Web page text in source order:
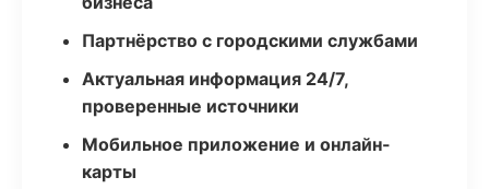
Партнёрство с городскими службами
Актуальная информация 24/7,
проверенные источники
Мобильное приложение и онлайн-
карты